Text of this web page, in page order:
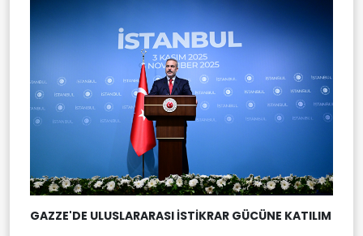
GAZZE'DE ULUSLARARASI İSTİKRAR GÜCÜNE KATILIM